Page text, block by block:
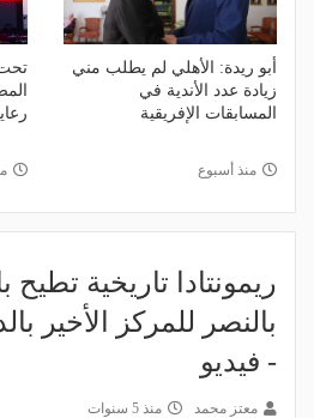
أبو ريدة: الأهلي لم يطلب مني
زيادة عدد الأندية في
المسابقات الإفريقية
منذ أسبوع
ريمونتادا تاريخية تطيح
بالنصر للمركز الأخير
- فيديو
معتز محمد منذ 5 سنوات